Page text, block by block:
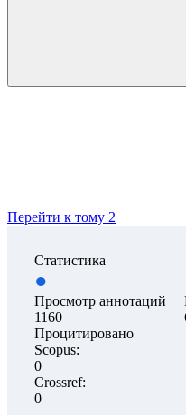
Перейти к тому 2
Статистика
Просмотр аннотаций
1160
Процитировано
Scopus:
0
Crossref:
0